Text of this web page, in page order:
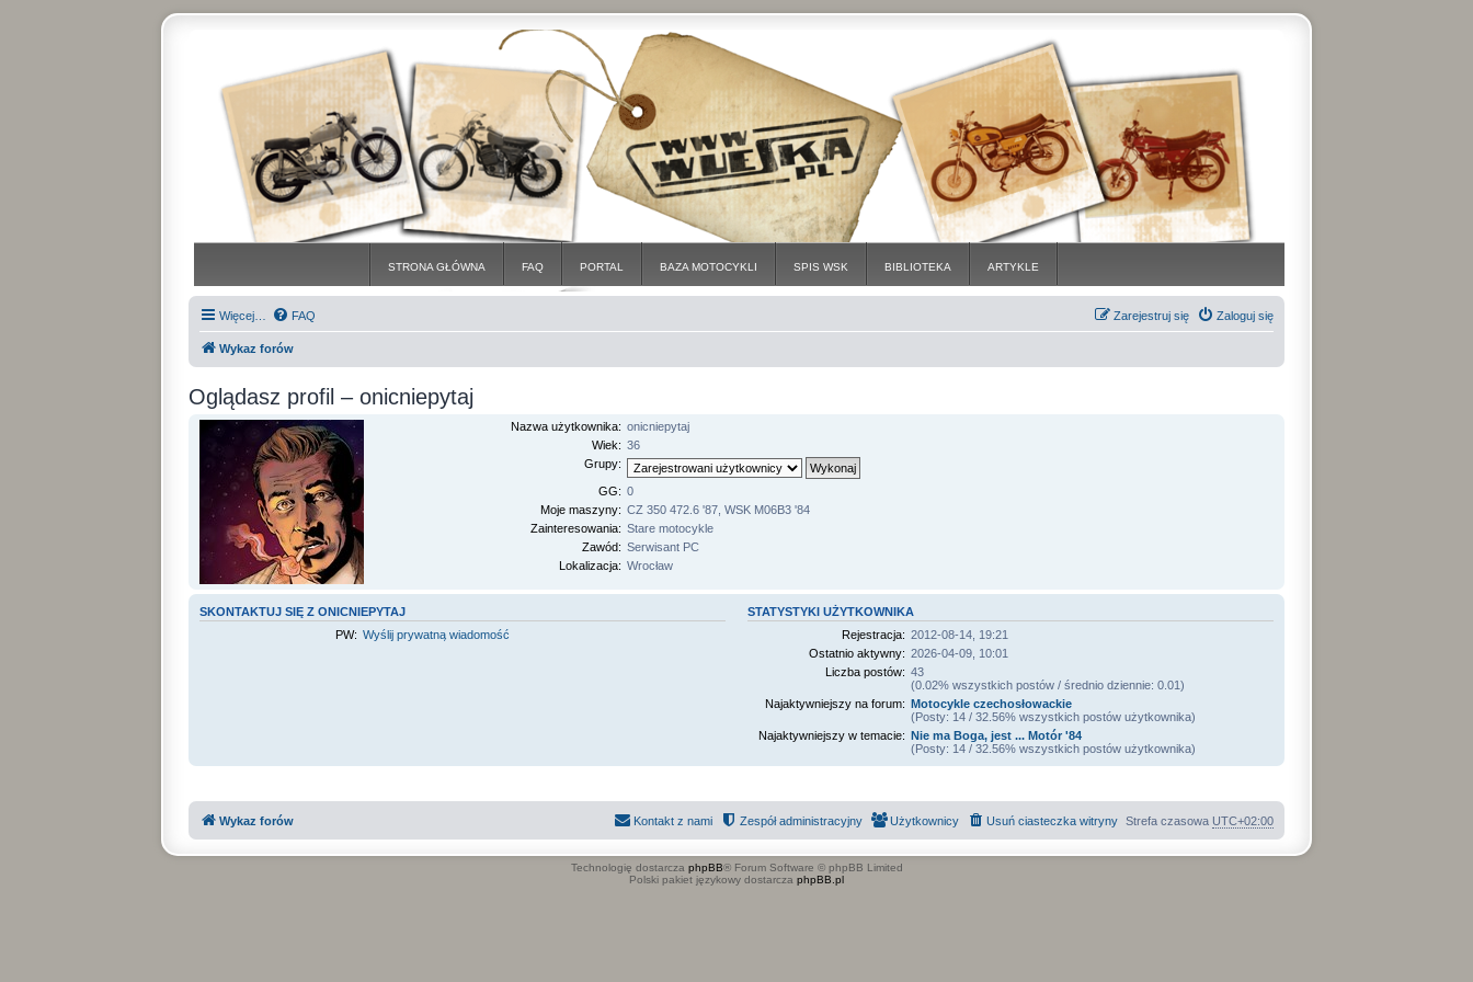
STRONA GŁÓWNA FAQ PORTAL BAZA MOTOCYKLI SPIS WSK BIBLIOTEKA ARTYKLE
Więcej… FAQ Zaloguj się
Zarejestruj się
Wykaz forów
Oglądasz profil – onicniepytaj
Nazwa użytkownika: onicniepytaj
Wiek: 36
Grupy:
GG: 0
Moje maszyny: CZ 350 472.6 '87, WSK M06B3 '84
Zainteresowania: Stare motocykle
Zawód: Serwisant PC
Lokalizacja: Wrocław
SKONTAKTUJ SIĘ Z ONICNIEPYTAJ
PW: Wyślij prywatną wiadomość
STATYSTYKI UŻYTKOWNIKA
Rejestracja: 2012-08-14, 19:21
Ostatnio aktywny: 2026-04-09, 10:01
Liczba postów: 43
(0.02% wszystkich postów / średnio dziennie: 0.01)
Najaktywniejszy na forum: Motocykle czechosłowackie
(Posty: 14 / 32.56% wszystkich postów użytkownika)
Najaktywniejszy w temacie: Nie ma Boga, jest ... Motór '84
(Posty: 14 / 32.56% wszystkich postów użytkownika)
Wykaz forów Strefa czasowa UTC+02:00
Usuń ciasteczka witryny
Użytkownicy
Zespół administracyjny
Kontakt z nami
Technologię dostarcza phpBB® Forum Software © phpBB Limited
Polski pakiet językowy dostarcza phpBB.pl